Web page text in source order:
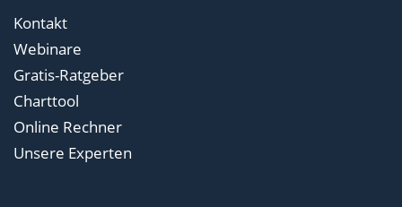
Kontakt
Webinare
Gratis-Ratgeber
Charttool
Online Rechner
Unsere Experten